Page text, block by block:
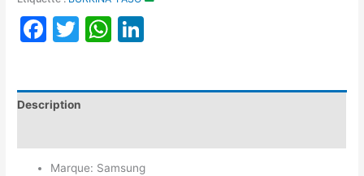
Facebook
TwitterWhatsApp
Description
Marque: Samsung